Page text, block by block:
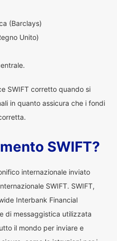
(Barclays)
Unito)
SWIFT corretto quando si
in quanto assicura che i fondi
SWIFT?
internazionale inviato
SWIFT. SWIFT,
Interbank Financial
di messaggistica utilizzata
il mondo per inviare e